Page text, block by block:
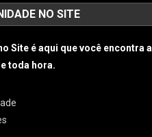
NO SITE
Site é aqui que você encontra a
toda hora.